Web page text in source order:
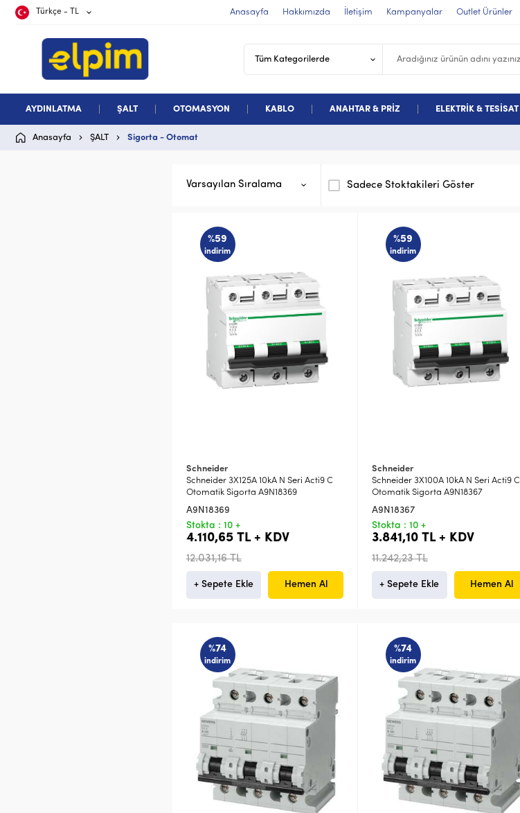
Türkçe - TL Anasayfa Hakkımızda İletişim Kampanyalar Outlet Ürünler
AYDINLATMA ŞALT OTOMASYON KABLO ANAHTAR & PRİZ ELEKTRİK & TESİSAT
Anasayfa ŞALT Sigorta - Otomat
Varsayılan Sıralama Sadece Stoktakileri Göster
%59
indirim
Schneider
Schneider 3X125A 10kA N Seri Acti9 C
Otomatik Sigorta A9N18369
A9N18369
Stokta : 10 +
4.110,65 TL + KDV
12.031,16 TL
+ Sepete Ekle Hemen Al
%59
indirim
Schneider
Schneider 3X100A 10kA N Seri Acti9 C
Otomatik Sigorta A9N18367
A9N18367
Stokta : 10 +
3.841,10 TL + KDV
11.242,23 TL
+ Sepete Ekle Hemen Al
%74
indirim
%74
indirim